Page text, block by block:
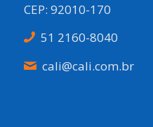
CEP: 92010-170
51 2160-8040
cali@cali.com.br